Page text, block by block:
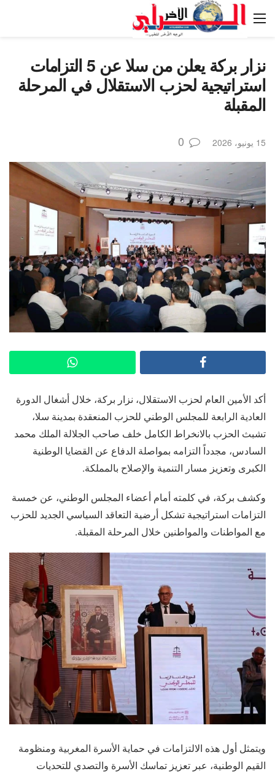
نزار بركة يعلن من سلا عن 5 التزامات
استراتيجية لحزب الاستقلال في المرحلة
المقبلة
15 يونيو، 2026 0
أكد الأمين العام لحزب الاستقلال، نزار بركة، خلال أشغال الدورة
العادية الرابعة للمجلس الوطني للحزب المنعقدة بمدينة سلا،
تشبث الحزب بالانخراط الكامل خلف صاحب الجلالة الملك محمد
السادس، مجدداً التزامه بمواصلة الدفاع عن القضايا الوطنية
الكبرى وتعزيز مسار التنمية والإصلاح بالمملكة.
وكشف بركة، في كلمته أمام أعضاء المجلس الوطني، عن خمسة
التزامات استراتيجية تشكل أرضية التعاقد السياسي الجديد للحزب
مع المواطنات والمواطنين خلال المرحلة المقبلة.
ويتمثل أول هذه الالتزامات في حماية الأسرة المغربية ومنظومة
القيم الوطنية، عبر تعزيز تماسك الأسرة والتصدي للتحديات